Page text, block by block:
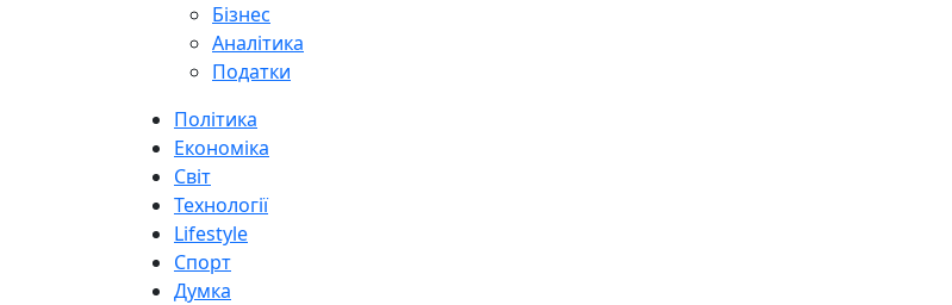
Бізнес
Аналітика
Податки
Політика
Економіка
Світ
Технології
Lifestyle
Спорт
Думка